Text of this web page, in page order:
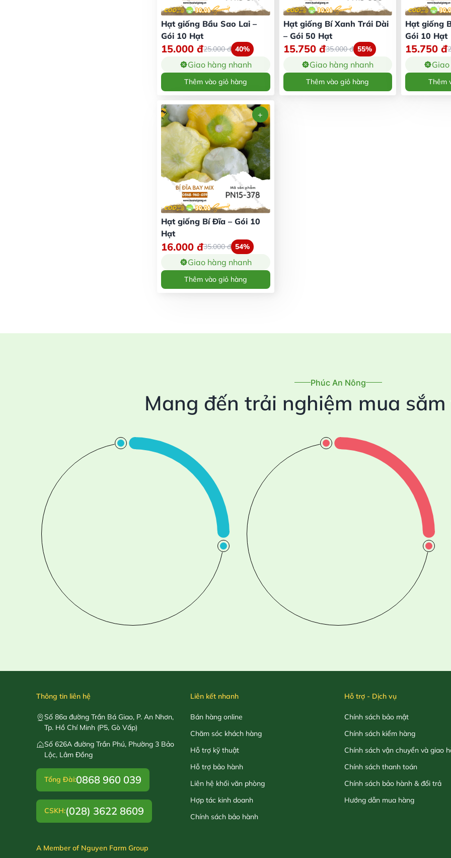
Hạt giống Bầu Sao Lai –
Gói 10 Hạt
15.000 đ25.000đ 40%
Giao hàng nhanh
Thêm vào giỏ hàng
Hạt giống Bí Xanh Trái Dài
– Gói 50 Hạt
15.750 đ35.000đ 55%
Giao hàng nhanh
Thêm vào giỏ hàng
Hạt giống
Gói 10 Hạt
15.750 đ
Thêm
Hạt giống Bí Đĩa – Gói 10
Hạt
16.000 đ35.000đ 54%
Giao hàng nhanh
Thêm vào giỏ hàng
Phúc An Nông
Mang đến trải nghiệm mua
Thông tin liên hệ
Số 86a đường Trần Bá Giao, P. An Nhơn,
Tp. Hồ Chí Minh (P5, Gò Vấp)
Số 626A đường Trần Phú, Phường 3 Bảo
Lộc, Lâm Đồng
Tổng Đài:0868 960 039
CSKH:(028) 3622 8609
A Member of Nguyen Farm Group
Liên kết nhanh
Bán hàng online
Chăm sóc khách hàng
Hỗ trợ kỹ thuật
Hỗ trợ bảo hành
Liên hệ khối văn phòng
Hợp tác kinh doanh
Chính sách bảo hành
Hỗ trợ - Dịch vụ
Chính sách bảo mật
Chính sách kiểm hàng
Chính sách vận chuyển và giao
Chính sách thanh toán
Chính sách bảo hành & đổi trả
Hướng dẫn mua hàng